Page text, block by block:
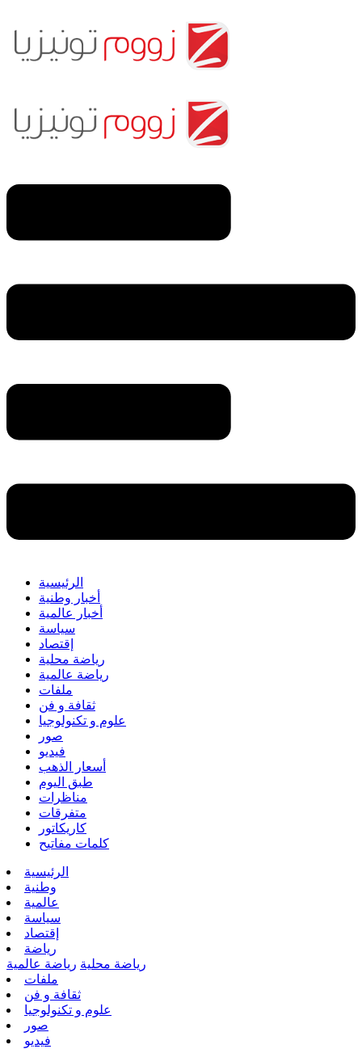
الرئيسية
أخبار وطنية
أخبار عالمية
سياسة
إقتصاد
رياضة محلية
رياضة عالمية
ملفات
ثقافة و فن
علوم و تكنولوجيا
صور
فيديو
أسعار الذهب
طبق اليوم
مناظرات
متفرقات
كاريكاتور
كلمات مفاتيح
الرئيسية
وطنية
عالمية
سياسة
إقتصاد
رياضة
رياضة محلية رياضة عالمية
ملفات
ثقافة و فن
علوم و تكنولوجيا
صور
فيديو